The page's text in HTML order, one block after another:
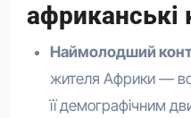
африканські
Наймолодший
жителя Африки —
її демографічним